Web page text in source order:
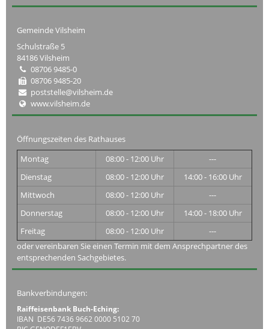
Gemeinde Vilsheim
Schulstraße 5
84186 Vilsheim
08706 9485-0
08706 9485-20
poststelle@vilsheim.de
www.vilsheim.de
Öffnungszeiten des Rathauses
Montag
08:00 - 12:00 Uhr
---
Dienstag
08:00 - 12:00 Uhr
14:00 - 16:00 Uhr
Mittwoch
08:00 - 12:00 Uhr
---
Donnerstag
08:00 - 12:00 Uhr
14:00 - 18:00 Uhr
Freitag
08:00 - 12:00 Uhr
---
oder vereinbaren Sie einen Termin mit dem Ansprechpartner des
entsprechenden Sachgebietes.
Bankverbindungen:
Raiffeisenbank Buch-Eching:
IBAN DE56 7436 9662 0000 5102 70